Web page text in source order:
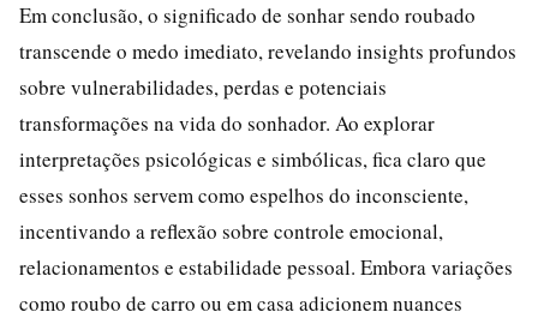
Em conclusão, o significado de sonhar sendo roubado
transcende o medo imediato, revelando insights profundos
sobre vulnerabilidades, perdas e potenciais
transformações na vida do sonhador. Ao explorar
interpretações psicológicas e simbólicas, fica claro que
esses sonhos servem como espelhos do inconsciente,
incentivando a reflexão sobre controle emocional,
relacionamentos e estabilidade pessoal. Embora variações
como roubo de carro ou em casa adicionem nuances